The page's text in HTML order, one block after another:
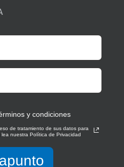
y condiciones
de tratamiento de sus datos para
nuestra Política de Privacidad